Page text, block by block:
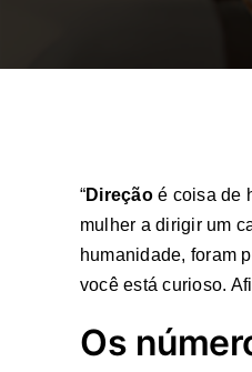
“Direçãoé coisa de
mulher a dirigir um
humanidade, foram
você está curioso.
Os